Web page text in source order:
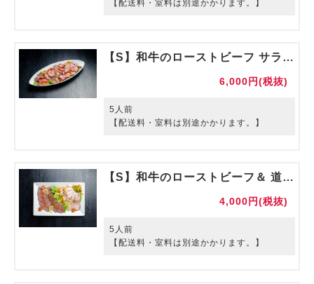
【配送料・室料は別途かかります。】
【S】和牛のローストビーフ サラダ仕立て
6,000円(税抜)
5人前
【配送料・室料は別途かかります。】
【S】和牛のローストビーフ＆ 道産豚のローストポーク盛合せ
4,000円(税抜)
5人前
【配送料・室料は別途かかります。】